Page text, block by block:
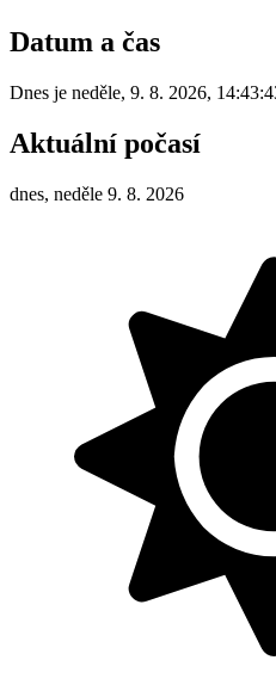
Datum a čas
Dnes je neděle, 9. 8. 2026,
Aktuální počasí
dnes, neděle 9. 8. 2026